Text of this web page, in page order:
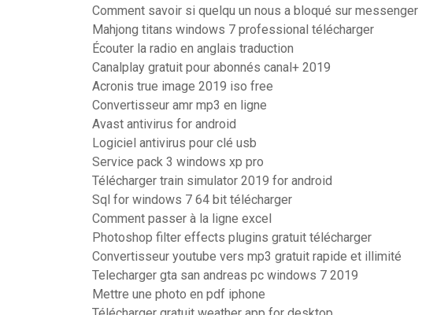
Comment savoir si quelqu un nous a bloqué sur messenger
Mahjong titans windows 7 professional télécharger
Écouter la radio en anglais traduction
Canalplay gratuit pour abonnés canal+ 2019
Acronis true image 2019 iso free
Convertisseur amr mp3 en ligne
Avast antivirus for android
Logiciel antivirus pour clé usb
Service pack 3 windows xp pro
Télécharger train simulator 2019 for android
Sql for windows 7 64 bit télécharger
Comment passer à la ligne excel
Photoshop filter effects plugins gratuit télécharger
Convertisseur youtube vers mp3 gratuit rapide et illimité
Telecharger gta san andreas pc windows 7 2019
Mettre une photo en pdf iphone